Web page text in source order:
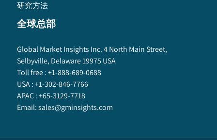
研究方法
全球总部
Global Market Insights Inc. 4 North Main Street,
Selbyville, Delaware 19975 USA
Toll free :+1-888-689-0688
USA :+1-302-846-7766
APAC :+65-3129-7718
Email:sales@gminsights.com